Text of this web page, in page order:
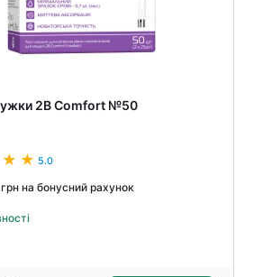
2В Comfort №50
5.0
грн на бонусний рахунок